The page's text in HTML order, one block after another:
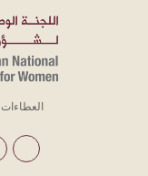
Top
العطاءات